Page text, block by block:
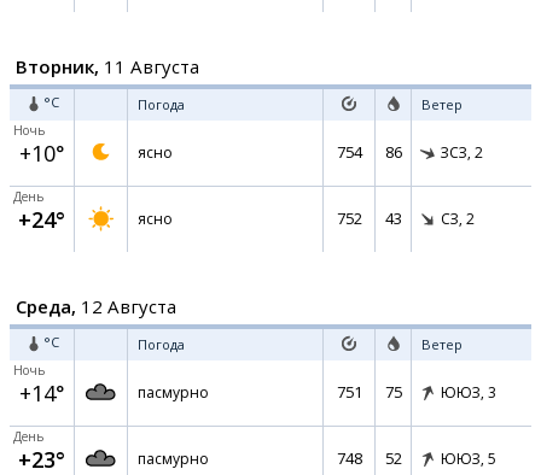
Вторник, 11 Августа
°C Погода Ветер
Ночь
+10° ясно 754 86 ЗСЗ, 2
День
+24° ясно 752 43 СЗ, 2
Среда, 12 Августа
°C Погода Ветер
Ночь
+14° пасмурно 751 75 ЮЮЗ, 3
День
+23° пасмурно 748 52 ЮЮЗ, 5